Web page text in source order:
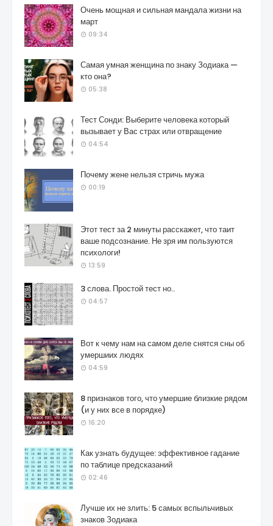
Очень мощная и сильная мандала жизни на
март
09:34
Самая умная женщина по знаку Зодиака —
кто она?
05:38
Тест Сонди: Выберите человека который
вызывает у Вас страх или отвращение
04:54
Почему жене нельзя стричь мужа
00:19
Этот тест за 2 минуты расскажет, что таит
ваше подсознание. Не зря им пользуются
психологи!
13:59
3 слова. Простой тест но..
04:57
Вот к чему нам на самом деле снятся сны об
умершиих людях
04:59
8 признаков того, что умершие близкие рядом
(и у них все в порядке)
16:20
Как узнать будущее: эффективное гадание
по таблице предсказаний
02:46
Лучше их не злить: 5 самых вспыльчивых
знаков Зодиака